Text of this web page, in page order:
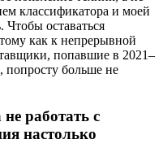
классификатора и моей
Чтобы оставаться
как к непрерывной
попавшие в 2021–
попросту больше не
работать с
настолько